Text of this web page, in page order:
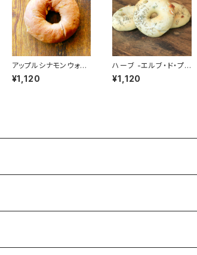
アップルシナモンウォー
ルナッツ【4個】
¥1,120
ハーブ -エルブ・ド・プ
ロバンス【4個】
¥1,120